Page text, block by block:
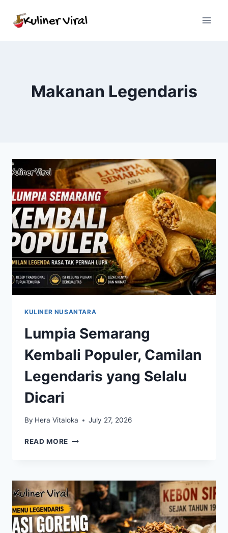
Makanan Legendaris
KULINER NUSANTARA
Lumpia Semarang
Kembali Populer, Camilan
Legendaris yang Selalu
Dicari
By Hera Vitaloka July 27, 2026
READ MORE LUMPIA
CAMILAN
LEGENDARIS
YANG
SELALU
DICARI